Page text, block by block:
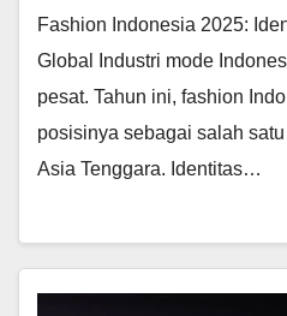
Fashion Indonesia 2025:
Global Industri mode
pesat. Tahun ini, fashion
posisinya sebagai salah
Asia Tenggara. Identitas…